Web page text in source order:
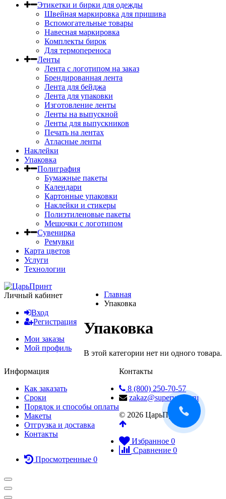
Этикетки и бирки для одежды
Швейная маркировка для пришива
Вспомогательные товары
Навесная маркировка
Комплекты бирок
Для термопереноса
Ленты
Лента с логотипом на заказ
Брендированная лента
Лента для бейджа
Лента для упаковки
Изготовление ленты
Ленты на выпускной
Ленты для выпускников
Печать на лентах
Атласные ленты
Наклейки
Упаковка
Полиграфия
Бумажные пакеты
Календари
Картонные упаковки
Наклейки и стикеры
Полиэтиленовые пакеты
Мешочки с логотипом
Сувенирка
Ремувки
Карта цветов
Услуги
Технологии
Главная
Упаковка
Упаковка
В этой категории нет ни одного товара.
Информация
Как заказать
Сроки
Порядок и способы оплаты
Макеты
Отгрузка и доставка
Контакты
Личный кабинет
Вход
Регистрация
Мои заказы
Мой профиль
Контакты
8 (800) 250-70-57
zakaz@superyarlik.ru
© 2026 ЦарьПринт
Избранное 0
Сравнение 0
Просмотренные 0